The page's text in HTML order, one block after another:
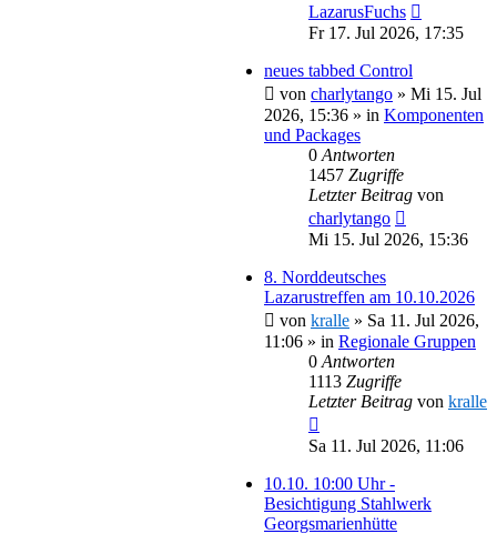
LazarusFuchs
Fr 17. Jul 2026, 17:35
neues tabbed Control
von charlytango » Mi 15. Jul
2026, 15:36 » in Komponenten
und Packages
0 Antworten
1457 Zugriffe
Letzter Beitrag von
charlytango
Mi 15. Jul 2026, 15:36
8. Norddeutsches
Lazarustreffen am 10.10.2026
von kralle » Sa 11. Jul 2026,
11:06 » in Regionale Gruppen
0 Antworten
1113 Zugriffe
Letzter Beitrag von kralle
Sa 11. Jul 2026, 11:06
10.10. 10:00 Uhr -
Besichtigung Stahlwerk
Georgsmarienhütte